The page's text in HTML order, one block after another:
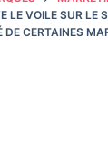
LE VOILE SUR LE
DE CERTAINES